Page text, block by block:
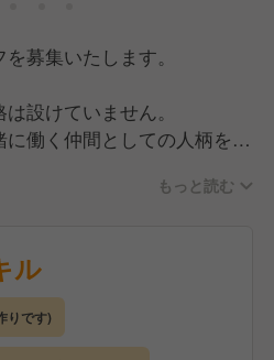
環境】
などを展開する上場企業
グス」のグループ会社で
、キャリアも多彩なので腰を
整えていて、残業代は別途
はありません。
ており、年5日以上の休暇取
募集いたします。
設けていません。
働く仲間としての人柄を大
全ポジションをお任せしま
」なので、キッチンに入る
もっと読む
ル
りです)